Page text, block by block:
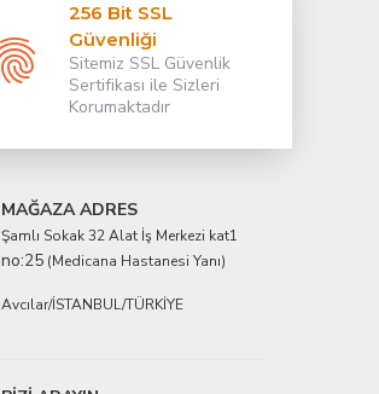
256 Bit SSL
Güvenliği
Sitemiz SSL Güvenlik
Sertifikası ile Sizleri
Korumaktadır
MAĞAZA ADRES
Şamlı Sokak 32 Alat İş Merkezi kat1
no:25 (Medicana Hastanesi Yanı)
Avcılar/İSTANBUL/TÜRKİYE